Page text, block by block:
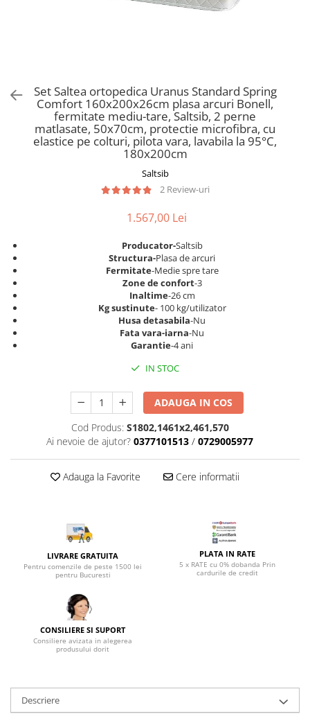
Saltele Memory Pocket
Saltele cu plasa arcuri
Saltele cu spuma
Saltele cu spuma
Saltele cu spuma poliuretanica
Saltele 160x200
Saltele 180x200
Top saltele
Top saltele 5 cm
Top saltele 10 cm
Top saltele memory 5 cm
Top saltele MemoHR 6.5 cm
Saltele cu plasa de arcuri
Saltele cu spuma
Scaune pentru living
Seturi comode living si vitrine
Mobila living
Dulap birou
Birouri
Scaune pentru birou
Scaune pentru vizitatori
Scaune manager
Seturi mese si scaune bucatarie
Suporturi si rafturi pantofi
Seturi mobilier hol
Stender haine
Suport pentru umerase
Mobilier gradinita
Mese gradinita
Scaune gradinita
Mobilier copii
Mobila camera copii
Scaune birou copii
Scaune resigilate
Scaune gradinita
Scaune conferinta
Set Saltea ortopedica Uranus Standard Spring
Comfort 160x200x26cm plasa arcuri Bonell,
fermitate mediu-tare, Saltsib, 2 perne
matlasate, 50x70cm, protectie microfibra, cu
elastice pe colturi, pilota vara, lavabila la 95°C,
180x200cm
Saltsib
2 Review-uri
1.567,00 Lei
Producator-Saltsib
Structura-Plasa de arcuri
Fermitate-Medie spre tare
Zone de confort-3
Inaltime-26 cm
Kg sustinute- 100 kg/utilizator
Husa detasabila-Nu
Fata vara-iarna-Nu
Garantie-4 ani
IN STOC
ADAUGA IN COS
Cod Produs: S1802,1461x2,461,570
Ai nevoie de ajutor? 0377101513 / 0729005977
Adauga la Favorite Cere informatii
LIVRARE GRATUITA
Pentru comenzile de peste 1500 lei
pentru Bucuresti
PLATA IN RATE
5 x RATE cu 0% dobanda Prin
cardurile de credit
CONSILIERE SI SUPORT
Consiliere avizata in alegerea
produsului dorit
Descriere